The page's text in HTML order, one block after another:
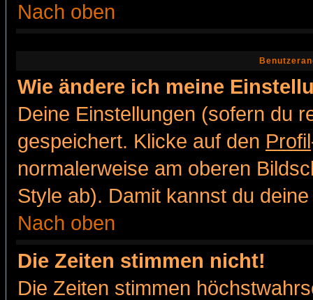
Nach oben
Wie ändere ich meine
Deine Einstellungen (sofern du
gespeichert. Klicke auf den Profil
normalerweise am oberen
Style ab). Damit kannst du
Nach oben
Die Zeiten stimmen nicht!
Die Zeiten stimmen